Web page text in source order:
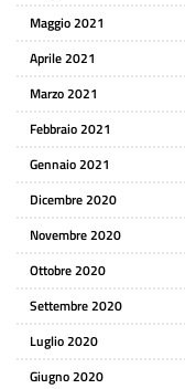
Maggio 2021
Aprile 2021
Marzo 2021
Febbraio 2021
Gennaio 2021
Dicembre 2020
Novembre 2020
Ottobre 2020
Settembre 2020
Luglio 2020
Giugno 2020